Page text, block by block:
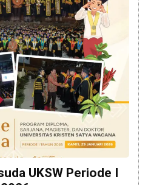
UKSW Periode I